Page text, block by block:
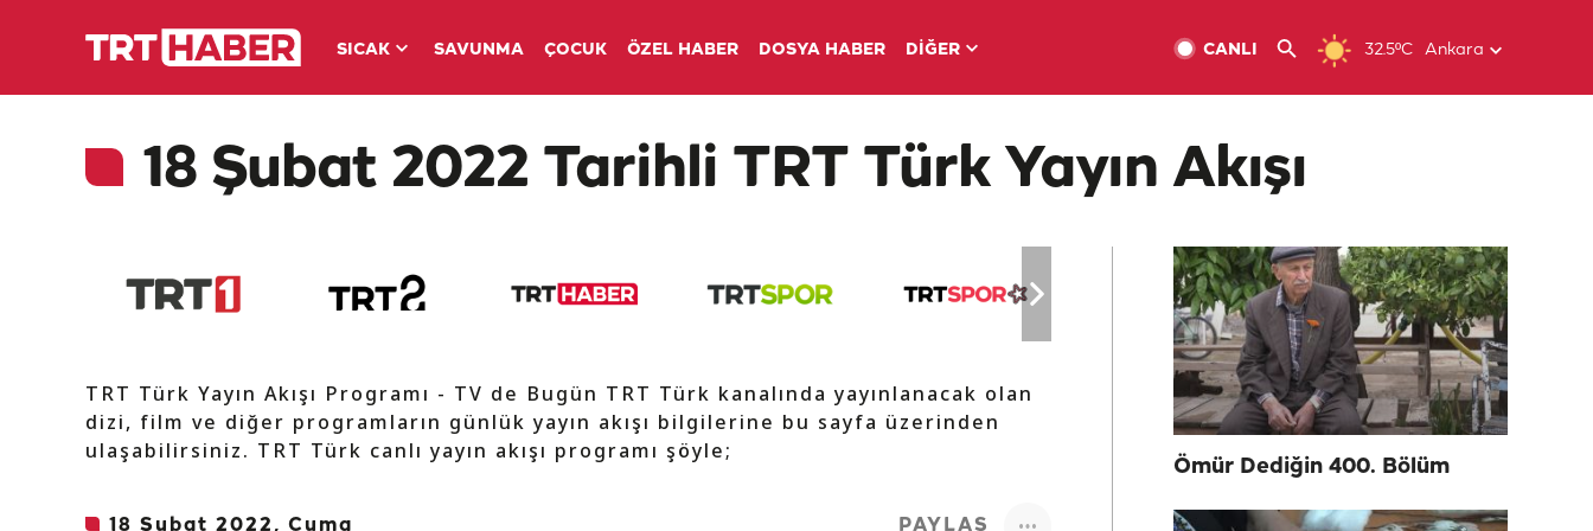
SICAK SAVUNMA ÇOCUK ÖZEL HABER DOSYA HABER DİĞER 32.5ºC Ankara
CANLI
18 Şubat 2022 Tarihli TRT Türk Yayın Akışı
TRT Türk Yayın Akışı Programı - TV de Bugün TRT Türk kanalında yayınlanacak olan
dizi, film ve diğer programların günlük yayın akışı bilgilerine bu sayfa üzerinden
ulaşabilirsiniz. TRT Türk canlı yayın akışı programı şöyle;
18 Şubat 2022, Cuma PAYLAŞ
Ömür Dediğin 400. Bölüm